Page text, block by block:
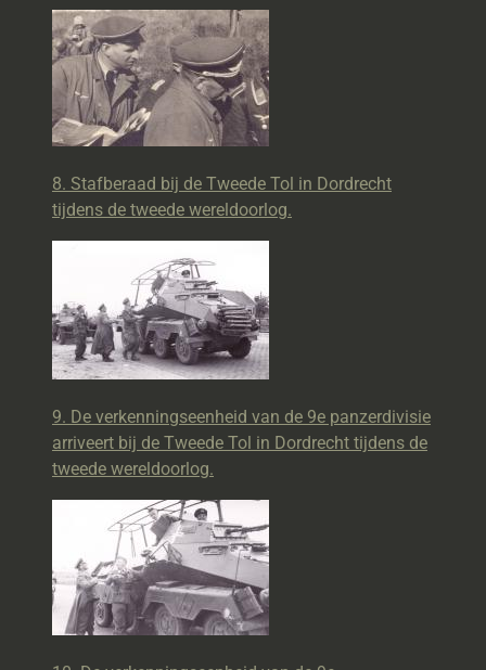
8. Stafberaad bij de Tweede Tol in Dordrecht
tijdens de tweede wereldoorlog.
9. De verkenningseenheid van de 9e panzerdivisie
arriveert bij de Tweede Tol in Dordrecht tijdens de
tweede wereldoorlog.